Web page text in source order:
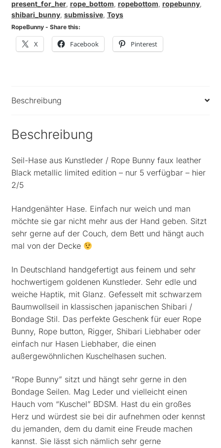
/
faux
Leather
present_for_her, rope_bottom, ropebottom, ropebunny,
shibari_bunny, submissive, Toys
RopeBunny - Share this:
X Facebook Pinterest
Beschreibung
Beschreibung
Seil-Hase aus Kunstleder / Rope Bunny faux leather
Black metallic limited edition – nur 5 verfügbar – hier
2/5
Handgenähter Hase. Einfach nur weich und man
möchte sie gar nicht mehr aus der Hand geben. Sitzt
sehr gerne auf der Couch, dem Bett und hängt auch
mal von der Decke
In Deutschland handgefertigt aus feinem und sehr
hochwertigem goldenen Kunstleder. Sehr edle und
weiche Haptik, mit Glanz. Gefesselt mit schwarzem
Baumwollseil in klassischen japanischen Shibari /
Bondage Stil. Das perfekte Geschenk für euer Rope
Bunny, Rope button, Rigger, Shibari Liebhaber oder
einfach nur Hasen Liebhaber, die einen
außergewöhnlichen Kuschelhasen suchen.
“Rope Bunny” sitzt und hängt sehr gerne in den
Bondage Seilen. Mag Leder und vielleicht einen
Hauch vom “Kuschel” BDSM. Hast du ein großes
Herz und würdest sie bei dir aufnehmen oder kennst
du jemanden, dem du damit eine Freude machen
kannst. Sie lässt sich nämlich sehr gerne